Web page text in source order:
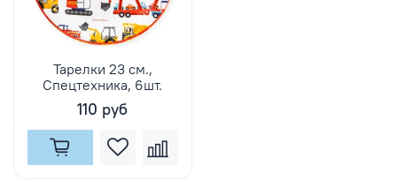
Тарелки 23 см.,
Спецтехника, 6шт.
110 руб